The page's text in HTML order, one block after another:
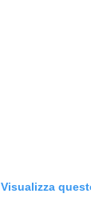
Visualizza